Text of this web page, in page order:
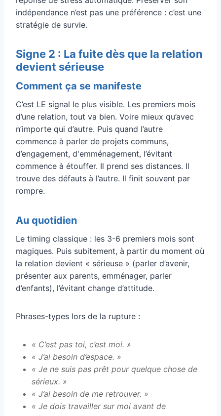
indépendance n’est pas une préférence : c’est une
stratégie de survie.
Signe 2 : La fuite dès que la relation
devient sérieuse
Comment ça se manifeste
C’est LE signal le plus visible. Les premiers mois
d’une relation, tout va bien. Voire mieux qu’avec
n’importe qui d’autre. Puis quand l’autre
commence à parler de projets communs,
d’engagement, d'emménagement, l’évitant
commence à étouffer. Il prend ses distances. Il
trouve des défauts à l’autre. Il finit souvent par
rompre.
Au quotidien
Le timing classique : les 3-6 premiers mois sont
magiques. Puis subitement, à partir du moment où
la relation devient « sérieuse » (parler d’avenir,
présenter aux parents, emménager, parler
d’enfants), l’évitant change d’attitude.
Phrases-types lors de la rupture :
« C’est pas toi, c’est moi. »
« J’ai besoin d’espace. »
« Je ne suis pas prêt pour quelque chose de
sérieux. »
« J’ai besoin de me retrouver. »
« Je dois travailler sur moi avant de